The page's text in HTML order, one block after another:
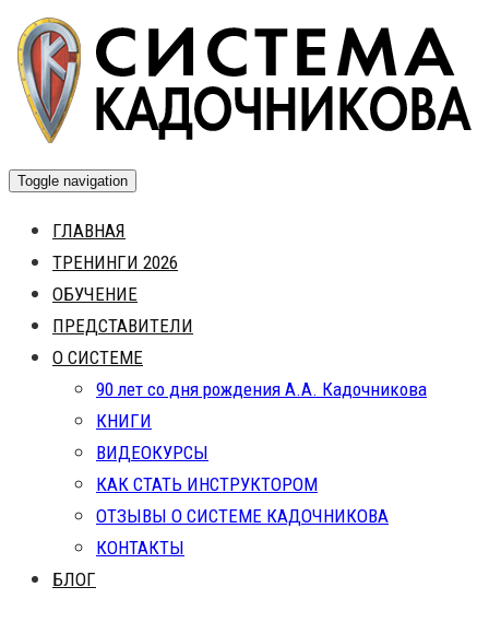
Skip
to
content
Toggle navigation
ГЛАВНАЯ
ТРЕНИНГИ 2026
ОБУЧЕНИЕ
ПРЕДСТАВИТЕЛИ
О СИСТЕМЕ
90 лет со дня рождения А.А. Кадочникова
КНИГИ
ВИДЕОКУРСЫ
КАК СТАТЬ ИНСТРУКТОРОМ
ОТЗЫВЫ О СИСТЕМЕ КАДОЧНИКОВА
КОНТАКТЫ
БЛОГ